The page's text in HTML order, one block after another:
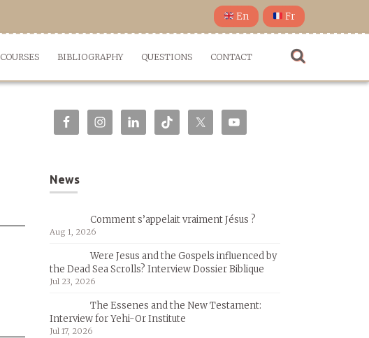
En Fr
COURSES BIBLIOGRAPHY QUESTIONS CONTACT
News
Comment s’appelait vraiment Jésus ?
Aug 1, 2026
Were Jesus and the Gospels influenced by
the Dead Sea Scrolls? Interview Dossier Biblique
Jul 23, 2026
The Essenes and the New Testament:
Interview for Yehi-Or Institute
Jul 17, 2026